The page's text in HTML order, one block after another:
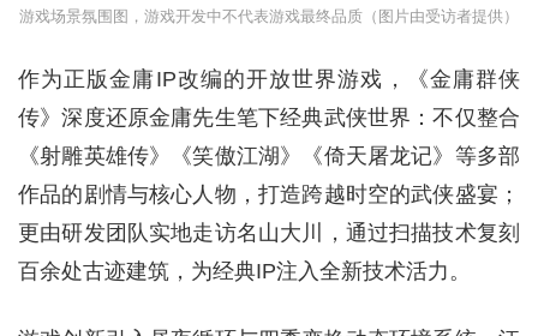
游戏场景氛围图，游戏开发中不代表游戏最终品质（图片由受访者提供）
作为正版金庸IP改编的开放世界游戏，《金庸群侠
传》深度还原金庸先生笔下经典武侠世界：不仅整合
《射雕英雄传》《笑傲江湖》《倚天屠龙记》等多部
作品的剧情与核心人物，打造跨越时空的武侠盛宴；
更由研发团队实地走访名山大川，通过扫描技术复刻
百余处古迹建筑，为经典IP注入全新技术活力。